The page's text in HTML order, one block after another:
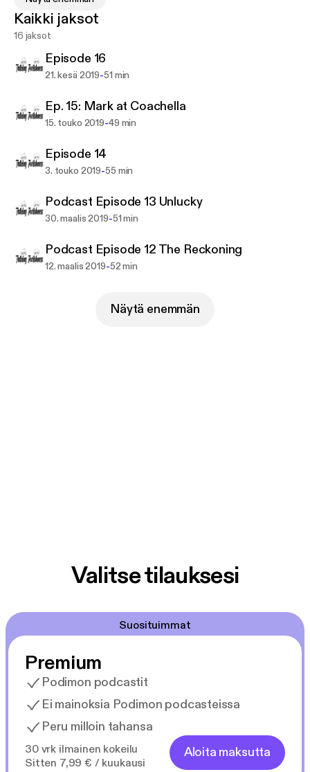
from our Producer Kris and Videographer Blake. You
may have just found your new favorite weekly
Podcast.
Thank you,
Mark and Zach!
Kaikki jaksot
16 jaksot
Episode 16
21. kesä 2019-51 min
Ep. 15: Mark at Coachella
15. touko 2019-49 min
Episode 14
3. touko 2019-55 min
Podcast Episode 13 Unlucky
30. maalis 2019-51 min
Podcast Episode 12 The Reckoning
12. maalis 2019-52 min
Näytä enemmän
Valitse tilauksesi
Suosituimmat
Premium
Podimon podcastit
Ei mainoksia Podimon podcasteissa
Peru milloin tahansa
30 vrk ilmainen kokeilu
Sitten 7,99 € / kuukausi
Aloita maksutta